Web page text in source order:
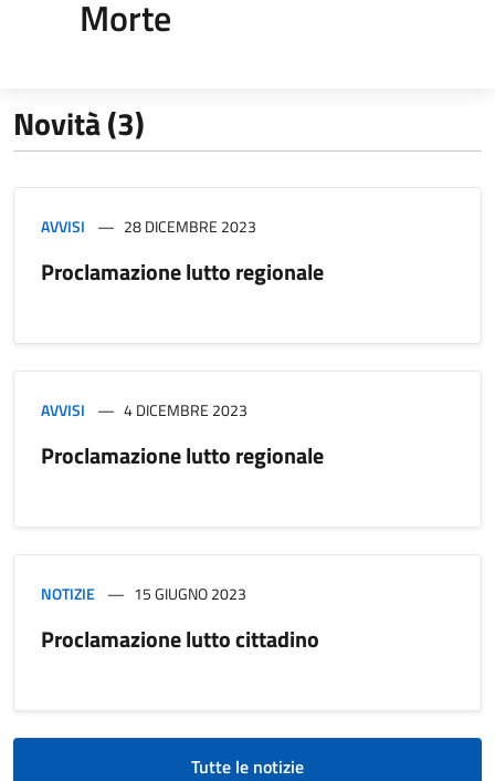
Morte
Novità (3)
AVVISI 28 DICEMBRE 2023
Proclamazione lutto regionale
AVVISI 4 DICEMBRE 2023
Proclamazione lutto regionale
NOTIZIE 15 GIUGNO 2023
Proclamazione lutto cittadino
Tutte le notizie